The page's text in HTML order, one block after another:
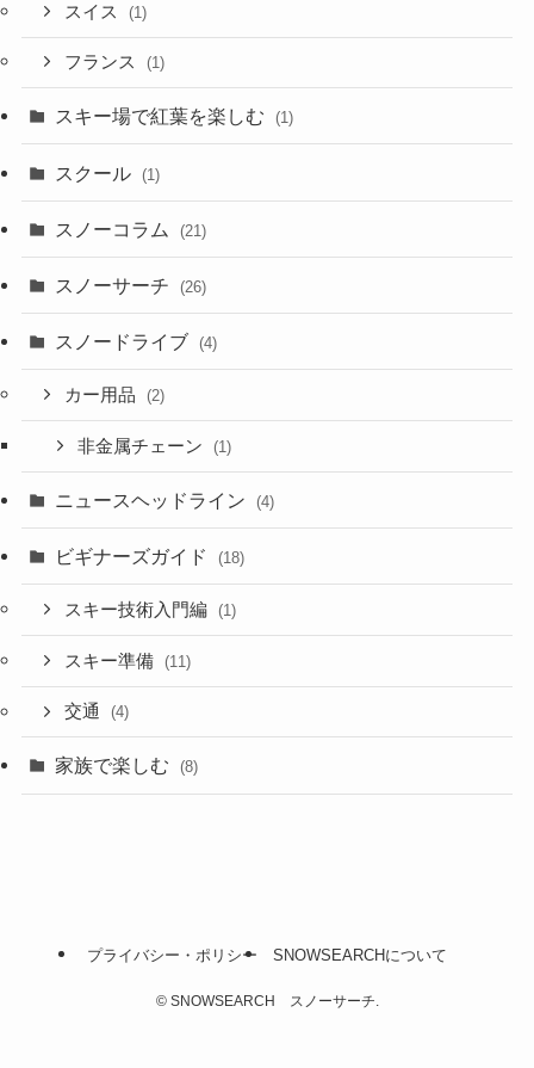
スイス (1)
フランス (1)
スキー場で紅葉を楽しむ (1)
スクール (1)
スノーコラム (21)
スノーサーチ (26)
スノードライブ (4)
カー用品 (2)
非金属チェーン (1)
ニュースヘッドライン (4)
ビギナーズガイド (18)
スキー技術入門編 (1)
スキー準備 (11)
交通 (4)
家族で楽しむ (8)
プライバシー・ポリシー SNOWSEARCHについて
©SNOWSEARCH スノーサーチ.